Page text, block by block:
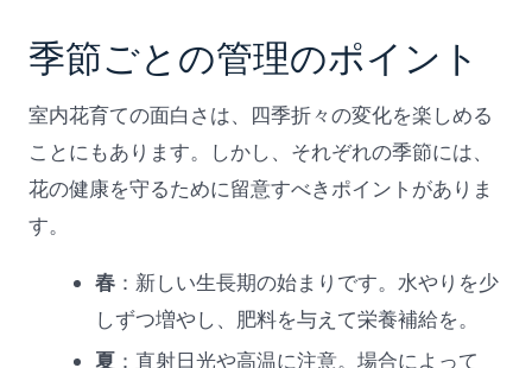
季節ごとの管理のポイント
室内花育ての面白さは、四季折々の変化を楽しめる
ことにもあります。しかし、それぞれの季節には、
花の健康を守るために留意すべきポイントがありま
す。
春 ：新しい生長期の始まりです。水やりを少
しずつ増やし、肥料を与えて栄養補給を。
夏 ：直射日光や高温に注意。場合によって